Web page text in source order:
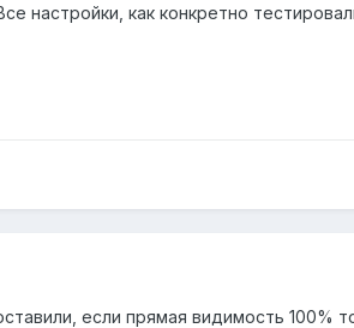
настройки, как конкретно
если прямая видимость 100%